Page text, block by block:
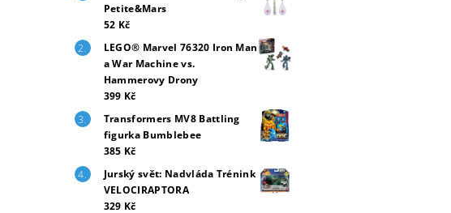
Petite&Mars
52 Kč
LEGO® Marvel 76320 Iron Man
a War Machine vs.
Hammerovy Drony
399 Kč
Transformers MV8 Battling
figurka Bumblebee
385 Kč
Jurský svět: Nadvláda Trénink
VELOCIRAPTORA
329 Kč